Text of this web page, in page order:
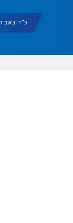
כ"ד באב תשפ"ו